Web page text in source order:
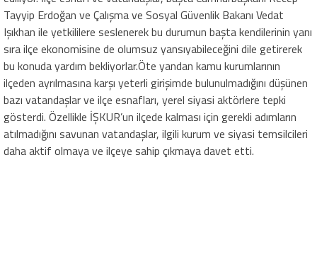
Tayyip Erdoğan ve Çalışma ve Sosyal Güvenlik Bakanı Vedat
Işıkhan ile yetkililere seslenerek bu durumun başta kendilerinin yanı
sıra ilçe ekonomisine de olumsuz yansıyabileceğini dile getirerek
bu konuda yardım bekliyorlar.Öte yandan kamu kurumlarının
ilçeden ayrılmasına karşı yeterli girişimde bulunulmadığını düşünen
bazı vatandaşlar ve ilçe esnafları, yerel siyasi aktörlere tepki
gösterdi. Özellikle İŞKUR’un ilçede kalması için gerekli adımların
atılmadığını savunan vatandaşlar, ilgili kurum ve siyasi temsilcileri
daha aktif olmaya ve ilçeye sahip çıkmaya davet etti.